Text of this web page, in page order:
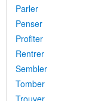
Parler
Penser
Profiter
Rentrer
Sembler
Tomber
Trouver